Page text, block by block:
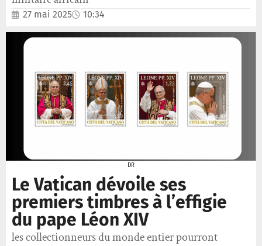
27 mai 2025 10:34
DR
Le Vatican dévoile ses
premiers timbres à l’effigie
du pape Léon XIV
les collectionneurs du monde entier pourront